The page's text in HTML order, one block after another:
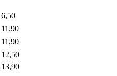
6,50
11,90
11,90
12,50
13,90